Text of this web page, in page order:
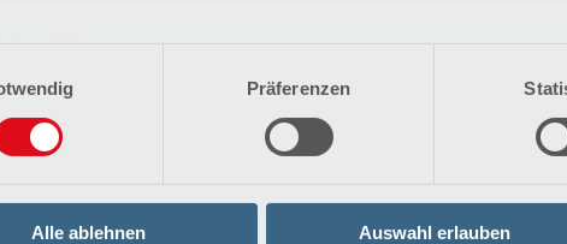
Präferenzen
Alle ablehnen Auswahl erlauben